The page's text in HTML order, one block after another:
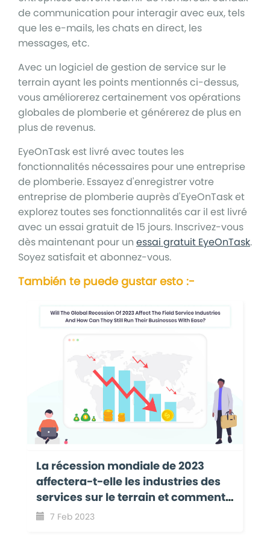
de communication pour interagir avec eux, tels
que les e-mails, les chats en direct, les
messages, etc.
Avec un logiciel de gestion de service sur le
terrain ayant les points mentionnés ci-dessus,
vous améliorerez certainement vos opérations
globales de plomberie et générerez de plus en
plus de revenus.
EyeOnTask est livré avec toutes les
fonctionnalités nécessaires pour une entreprise
de plomberie. Essayez d'enregistrer votre
entreprise de plomberie auprès d'EyeOnTask et
explorez toutes ses fonctionnalités car il est livré
avec un essai gratuit de 15 jours. Inscrivez-vous
dès maintenant pour un essai gratuit EyeOnTask.
Soyez satisfait et abonnez-vous.
También te puede gustar esto :-
La récession mondiale de 2023
affectera-t-elle les industries des
services sur le terrain et comment
peuvent-elles encore gérer leurs
7 Feb 2023